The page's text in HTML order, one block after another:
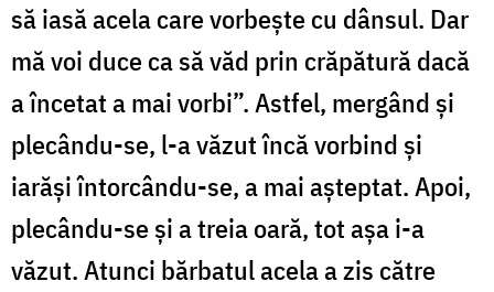
să iasă acela care vorbește cu dânsul. Dar
mă voi duce ca să văd prin crăpătură dacă
a încetat a mai vorbi”. Astfel, mergând și
plecându-se, l-a văzut încă vorbind și
iarăși întorcându-se, a mai așteptat. Apoi,
plecându-se și a treia oară, tot așa i-a
văzut. Atunci bărbatul acela a zis către